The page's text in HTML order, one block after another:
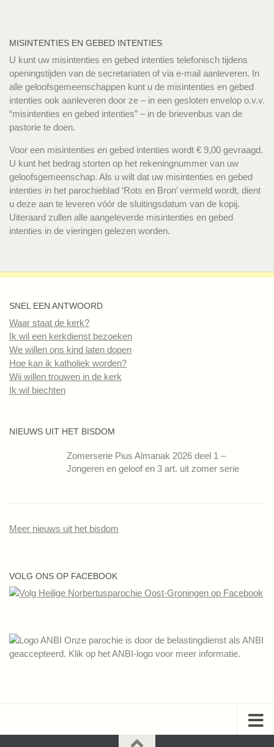
MISINTENTIES EN GEBED INTENTIES
U kunt uw misintenties en gebed intenties telefonisch tijdens
openingstijden van de secretariaten of via e-mail aanleveren. In
alle geloofsgemeenschappen kunt u de misintenties en gebed
intenties ook aanleveren door ze – in een gesloten envelop o.v.v.
“misintenties en gebed intenties” – in de brievenbus van de
pastorie te doen.
Voor een misintenties en gebed intenties wordt € 9,00 gevraagd.
U kunt het bedrag storten op het rekeningnummer van uw
geloofsgemeenschap. Als u wilt dat uw misintenties en gebed
intenties in het parochieblad ‘Rots en Bron’ vermeld wordt, dient
u deze aan te leveren vóór de sluitingsdatum van de kopij.
Uiteraard zullen alle aangeleverde misintenties en gebed
intenties in de vieringen gelezen worden.
SNEL EEN ANTWOORD
Waar staat de kerk?
Ik wil een kerkdienst bezoeken
We willen ons kind laten dopen
Hoe kan ik katholiek worden?
Wij willen trouwen in de kerk
Ik wil biechten
NIEUWS UIT HET BISDOM
Zomerserie Pius Almanak 2026 deel 1 –
Jongeren en geloof en 3 art. uit zomer serie
Meer nieuws uit het bisdom
VOLG ONS OP FACEBOOK
Onze parochie is door de belastingdienst als ANBI
geaccepteerd. Klik op het ANBI-logo voor meer informatie.